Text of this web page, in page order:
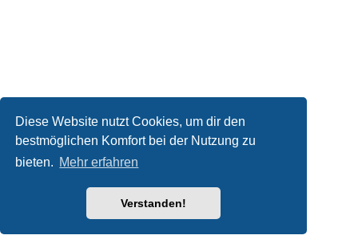
Diese Website nutzt Cookies, um dir den
bestmöglichen Komfort bei der Nutzung zu
bieten. Mehr erfahren
Verstanden!